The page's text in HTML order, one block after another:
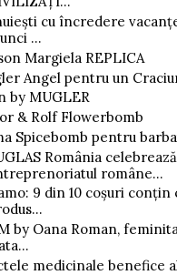
cu încredere
...
Margiela REPLICA
Angel pentru un
by MUGLER
& Rolf Flowerbomb
Spicebomb pentru
România celebrează
române...
9 din 10 coșuri conțin
by Oana Roman,
medicinale benefice